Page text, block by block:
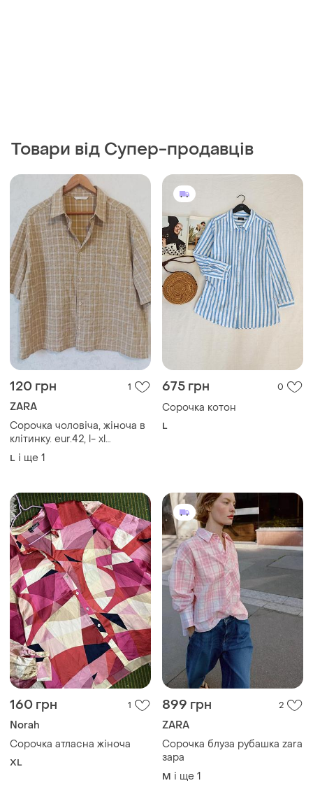
Товари від Супер-продавців
120 грн 1
ZARA
Сорочка чоловіча, жіноча в
клітинку. eur.42, l- xl
оверсайз.
L і ще 1
675 грн 0
Сорочка котон
L
160 грн 1
Norah
Сорочка атласна жіноча
XL
899 грн 2
ZARA
Сорочка блуза рубашка zara
зара
M і ще 1